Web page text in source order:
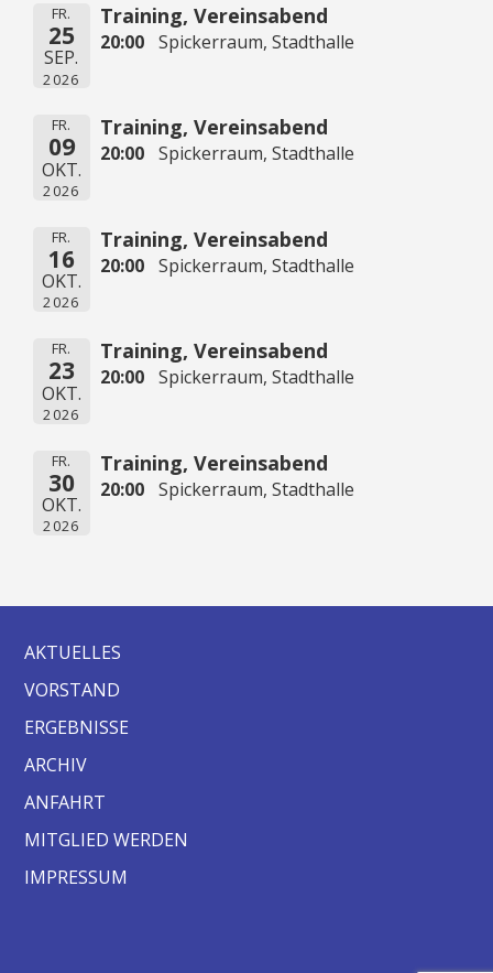
FR.
25
SEP.
2026
Training, Vereinsabend
20:00 Spickerraum, Stadthalle
FR.
09
OKT.
2026
Training, Vereinsabend
20:00 Spickerraum, Stadthalle
FR.
16
OKT.
2026
Training, Vereinsabend
20:00 Spickerraum, Stadthalle
FR.
23
OKT.
2026
Training, Vereinsabend
20:00 Spickerraum, Stadthalle
FR.
30
OKT.
2026
Training, Vereinsabend
20:00 Spickerraum, Stadthalle
AKTUELLES
VORSTAND
ERGEBNISSE
ARCHIV
ANFAHRT
MITGLIED WERDEN
IMPRESSUM